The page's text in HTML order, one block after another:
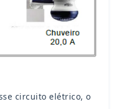
circuito elétrico, o